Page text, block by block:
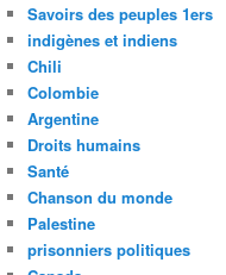
Savoirs des peuples 1ers
indigènes et indiens
Chili
Colombie
Argentine
Droits humains
Santé
Chanson du monde
Palestine
prisonniers politiques